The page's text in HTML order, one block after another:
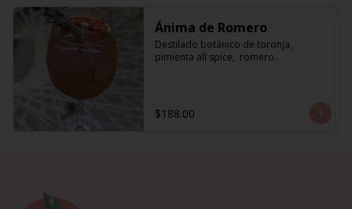
Ánima de Romero
Destilado botánico de toronja,
pimienta all spice,  romero.
$188.00